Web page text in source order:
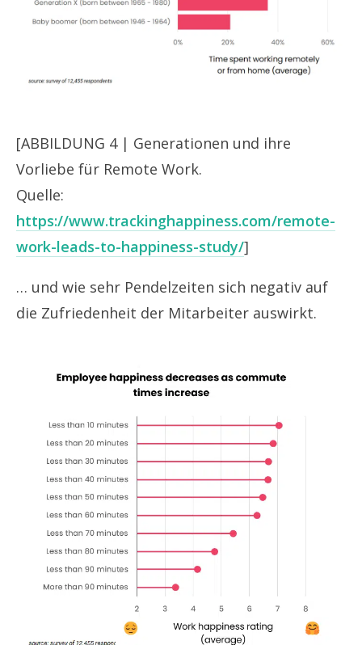
[ABBILDUNG 4 | Generationen und ihre
Vorliebe für Remote Work.
Quelle:
https://www.trackinghappiness.com/remote-
work-leads-to-happiness-study/]
… und wie sehr Pendelzeiten sich negativ auf
die Zufriedenheit der Mitarbeiter auswirkt.